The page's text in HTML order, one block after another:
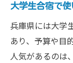
大学生合宿で
兵庫県には大学
あり、予算や目
人気があるのは